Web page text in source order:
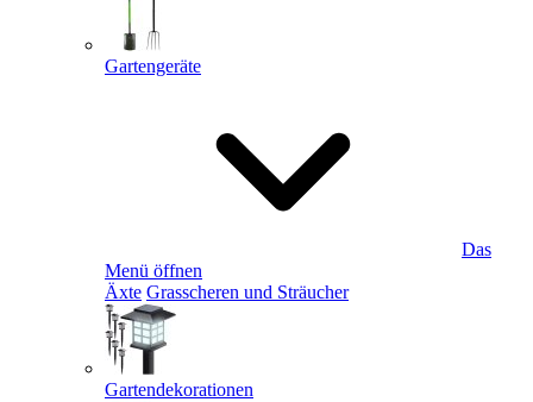
Gartengeräte
Das
Menü öffnen
Äxte Grasscheren und Sträucher
Gartendekorationen